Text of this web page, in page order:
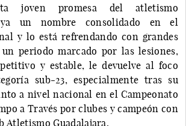
joven promesa del atletismo
ya un nombre consolidado en el
y lo está refrendando con grandes
periodo marcado por las lesiones,
y estable, le devuelve al foco
sub-23, especialmente tras su
a nivel nacional en el Campeonato
a Través por clubes y campeón con
Atletismo Guadalajara.